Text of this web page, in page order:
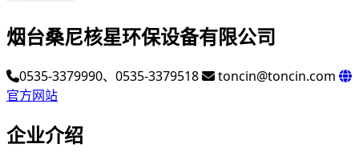
烟台桑尼核星环保设备有限公司
0535-3379990、0535-3379518
toncin@toncin.com
官方网站
企业介绍